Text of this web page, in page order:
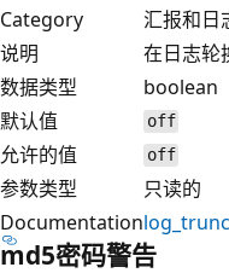
Category
汇报和日
说明
在日志轮
数据类型
boolean
默认值
off
允许的值 off
参数类型
只读的
Documentation
md5密码警告